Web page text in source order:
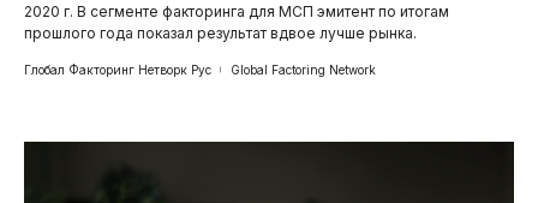
2020 г. В сегменте факторинга для МСП эмитент по итогам
прошлого года показал результат вдвое лучше рынка.
Глобал Факторинг Нетворк Рус Global Factoring Network